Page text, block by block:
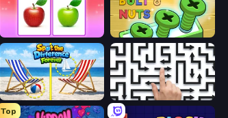
What's The Difference? Screw Out: Bolts and Nuts
Spot the Difference Forever Arrow Escape: Puzzle
Top